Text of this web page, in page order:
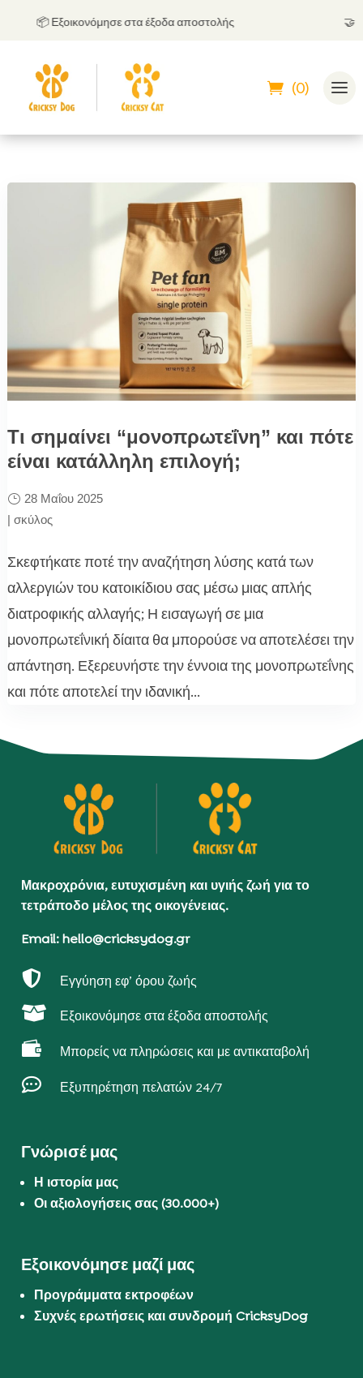
📦 Εξοικονόμησε στα έξοδα αποστολής
(0)
Τι σημαίνει “μονοπρωτεΐνη” και πότε
είναι κατάλληλη επιλογή;
28 Μαΐου 2025
| σκύλος
Σκεφτήκατε ποτέ την αναζήτηση λύσης κατά των
αλλεργιών του κατοικίδιου σας μέσω μιας απλής
διατροφικής αλλαγής; Η εισαγωγή σε μια
μονοπρωτεΐνική δίαιτα θα μπορούσε να αποτελέσει την
απάντηση. Εξερευνήστε την έννοια της μονοπρωτεΐνης
και πότε αποτελεί την ιδανική...
Μακροχρόνια, ευτυχισμένη και υγιής ζωή για το
τετράποδο μέλος της οικογένειας.
Email: hello@cricksydog.gr
 Εγγύηση εφ’ όρου ζωής
 Εξοικονόμησε στα έξοδα αποστολής
 Μπορείς να πληρώσεις και με αντικαταβολή
 Εξυπηρέτηση πελατών 24/7
Γνώρισέ μας
Η ιστορία μας
Οι αξιολογήσεις σας (30.000+)
Εξοικονόμησε μαζί μας
Προγράμματα εκτροφέων
Συχνές ερωτήσεις και συνδρομή CricksyDog